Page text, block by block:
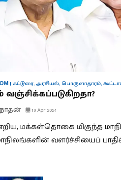
| கட்டுரை,அரசியல்,பொருளாதாரம்,
10 Apr 2024
மக்கள்தொகை மிகுந்த
வளர்ச்சியைப்